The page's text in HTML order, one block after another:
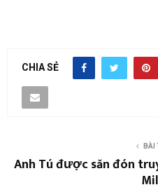
CHIA SẺ
BÀI
Anh Tú được săn đón